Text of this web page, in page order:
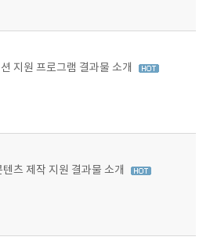
지원 프로그램 결과물 소개
츠 제작 지원 결과물 소개